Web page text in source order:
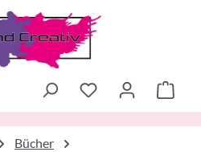
Bücher